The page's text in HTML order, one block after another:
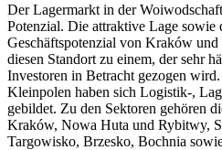
Der Lagermarkt in der
Potenzial. Die attraktive Lage sowie
Geschäftspotenzial von Kraków und
diesen Standort zu einem, der sehr
Investoren in Betracht gezogen
Kleinpolen haben sich Logistik-,
gebildet. Zu den Sektoren gehören
Kraków, Nowa Huta und Rybitwy,
Targowisko, Brzesko, Bochnia